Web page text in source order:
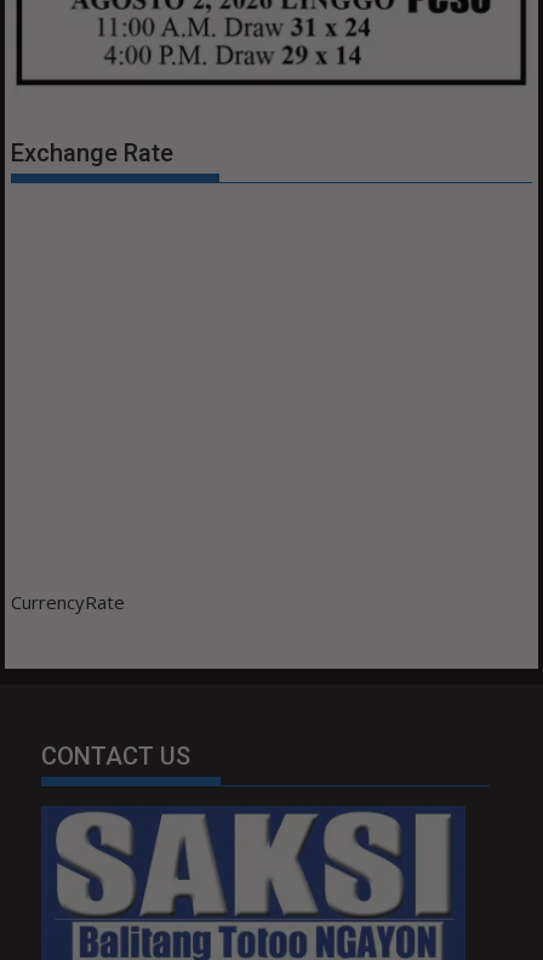
Exchange Rate
CurrencyRate
CONTACT US